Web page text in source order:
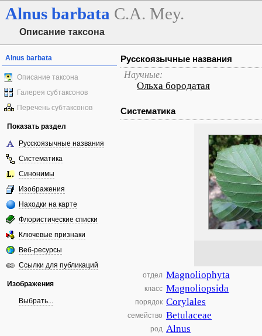
Alnus barbata C.A. Mey.
Описание таксона
Alnus barbata
Описание таксона
Галерея субтаксонов
Перечень субтаксонов
Показать раздел
Русскоязычные названия
Систематика
Синонимы
Изображения
Находки на карте
Флористические списки
Ключевые признаки
Веб-ресурсы
Ссылки для публикаций
Изображения
Выбрать...
Русскоязычные названия
Научные:
Ольха бородатая
Систематика
отдел Magnoliophyta
класс Magnoliopsida
порядок Corylales
семейство Betulaceae
род Alnus